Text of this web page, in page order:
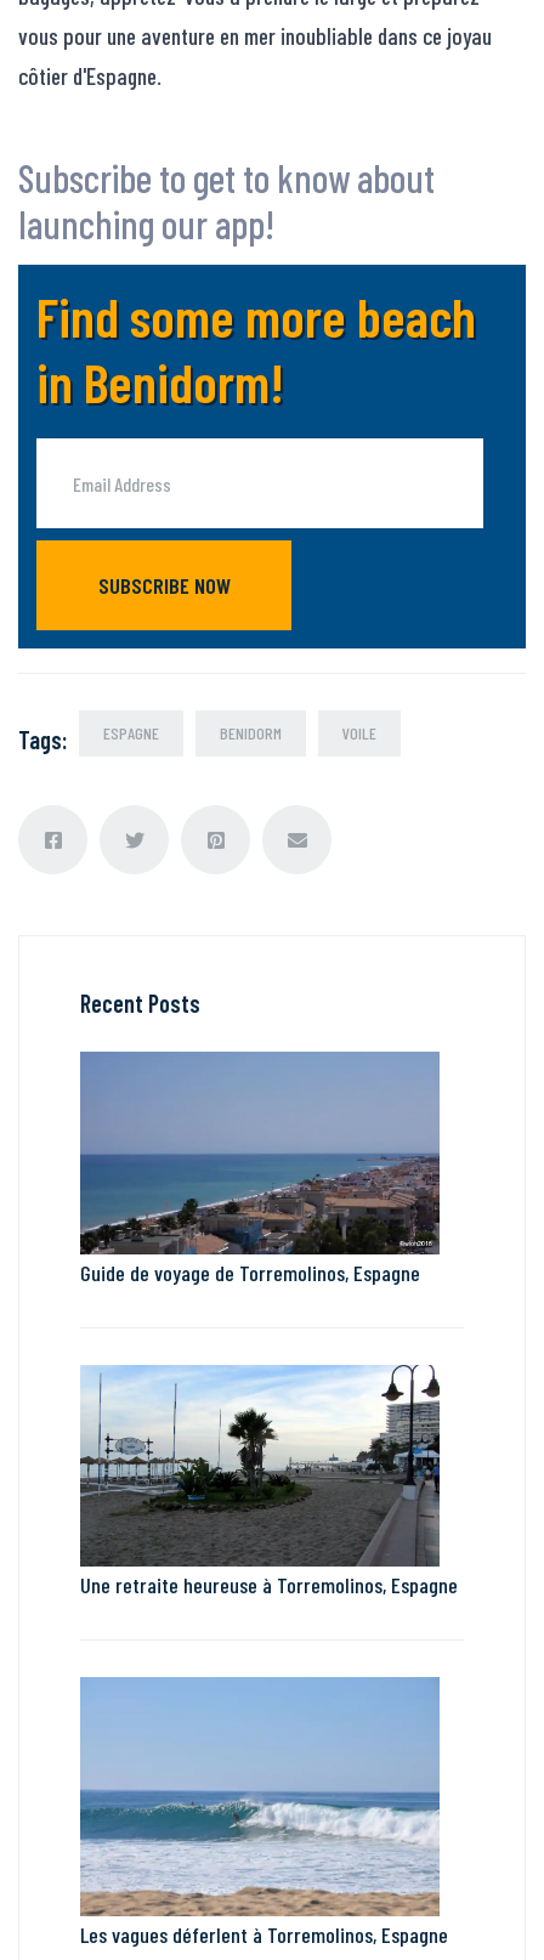
vous pour une aventure en mer inoubliable dans ce joyau
côtier d'Espagne.
Subscribe to get to know about
launching our app!
Find some more beach
in Benidorm!
SUBSCRIBE NOW
Tags: ESPAGNE BENIDORM VOILE
Recent Posts
Guide de voyage de Torremolinos, Espagne
Une retraite heureuse à Torremolinos, Espagne
Les vagues déferlent à Torremolinos, Espagne